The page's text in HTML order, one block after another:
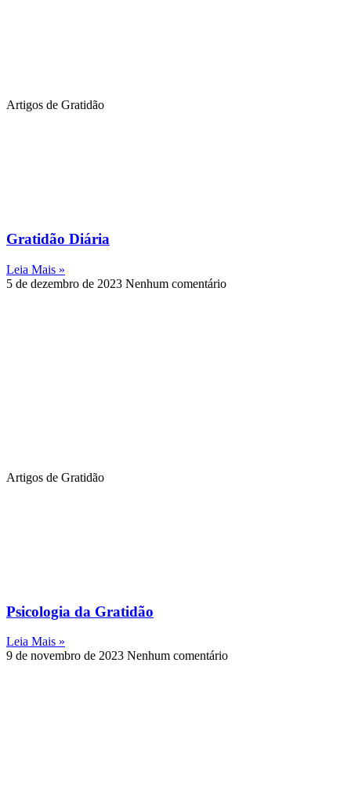
Artigos de Gratidão
Gratidão Diária
Leia Mais »
5 de dezembro de 2023 Nenhum comentário
Artigos de Gratidão
Psicologia da Gratidão
Leia Mais »
9 de novembro de 2023 Nenhum comentário